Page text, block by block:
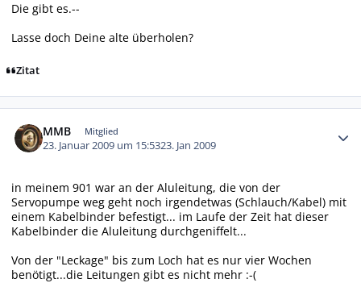
Die gibt es.--
Lasse doch Deine alte überholen?
Zitat
MMB Mitglied
23. Januar 2009 um 15:5323. Jan 2009
in meinem 901 war an der Aluleitung, die von der
Servopumpe weg geht noch irgendetwas (Schlauch/Kabel) mit
einem Kabelbinder befestigt... im Laufe der Zeit hat dieser
Kabelbinder die Aluleitung durchgeniffelt...
Von der "Leckage" bis zum Loch hat es nur vier Wochen
benötigt...die Leitungen gibt es nicht mehr :-(